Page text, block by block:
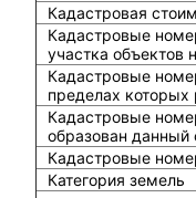
Кадастровая
Кадастровые
участка объектов
Кадастровые
пределах
Кадастровые
образован
Кадастровые
Категория земель